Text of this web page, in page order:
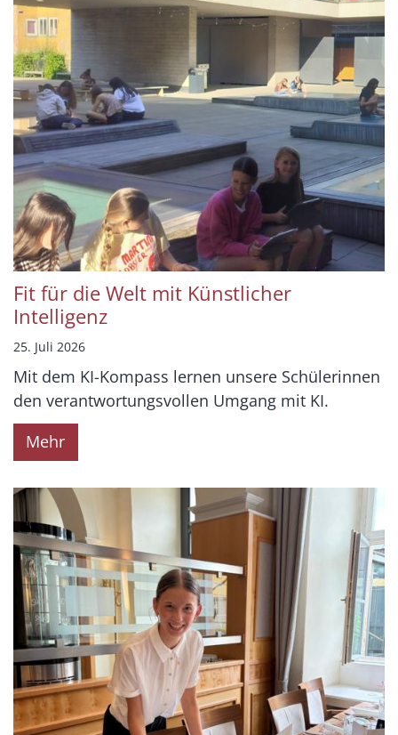
Fit für die Welt mit Künstlicher
Intelligenz
25. Juli 2026
Mit dem KI-Kompass lernen unsere Schülerinnen
den verantwortungsvollen Umgang mit KI.
Mehr